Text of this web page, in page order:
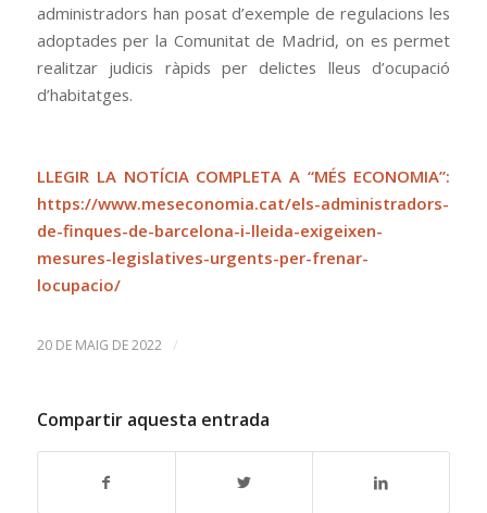
administradors han posat d’exemple de regulacions les
adoptades per la Comunitat de Madrid, on es permet
realitzar judicis ràpids per delictes lleus d’ocupació
d’habitatges.
LLEGIR LA NOTÍCIA COMPLETA A “MÉS ECONOMIA”:
https://www.meseconomia.cat/els-administradors-
de-finques-de-barcelona-i-lleida-exigeixen-
mesures-legislatives-urgents-per-frenar-
locupacio/
20 DE MAIG DE 2022 /
Compartir aquesta entrada